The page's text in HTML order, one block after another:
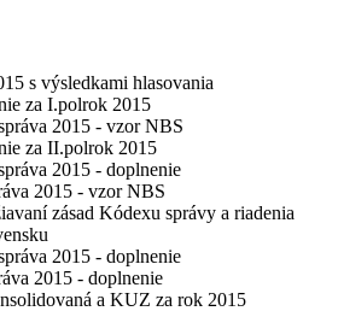
s výsledkami hlasovania
za I.polrok 2015
2015 - vzor NBS
za II.polrok 2015
2015 - doplnenie
2015 - vzor NBS
zásad Kódexu správy a riadenia
2015 - doplnenie
2015 - doplnenie
a KUZ za rok 2015